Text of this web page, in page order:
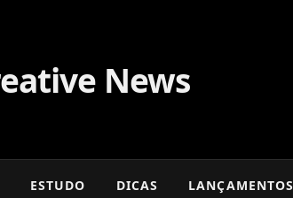
ESTUDO DICAS LANÇAMENTOS